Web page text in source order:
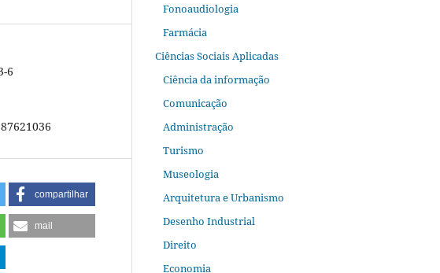
6
compartilhar
mail
Fonoaudiologia
Farmácia
Ciências Sociais Aplicadas
Ciência da informação
Comunicação
Administração
Turismo
Museologia
Arquitetura e Urbanismo
Desenho Industrial
Direito
Economia